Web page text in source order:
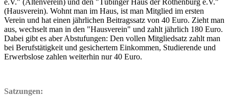
(Hausverein). Wohnt man im Haus, ist man Mitglied im ersten
Verein und hat einen jährlichen Beitragssatz von 40 Euro. Zieht man
aus, wechselt man in den "Hausverein" und zahlt jährlich 180 Euro.
Dabei gibt es aber Abstufungen: Den vollen Mitgliedsatz zahlt man
bei Berufstätigkeit und gesichertem Einkommen, Studierende und
Erwerbslose zahlen weiterhin nur 40 Euro.
Satzungen: